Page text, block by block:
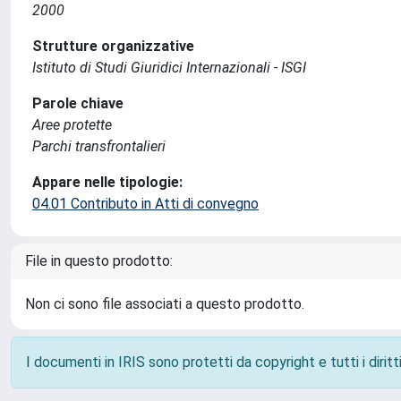
2000
Strutture organizzative
Istituto di Studi Giuridici Internazionali - ISGI
Parole chiave
Aree protette
Parchi transfrontalieri
Appare nelle tipologie:
04.01 Contributo in Atti di convegno
File in questo prodotto:
Non ci sono file associati a questo prodotto.
I documenti in IRIS sono protetti da copyright e tutti i